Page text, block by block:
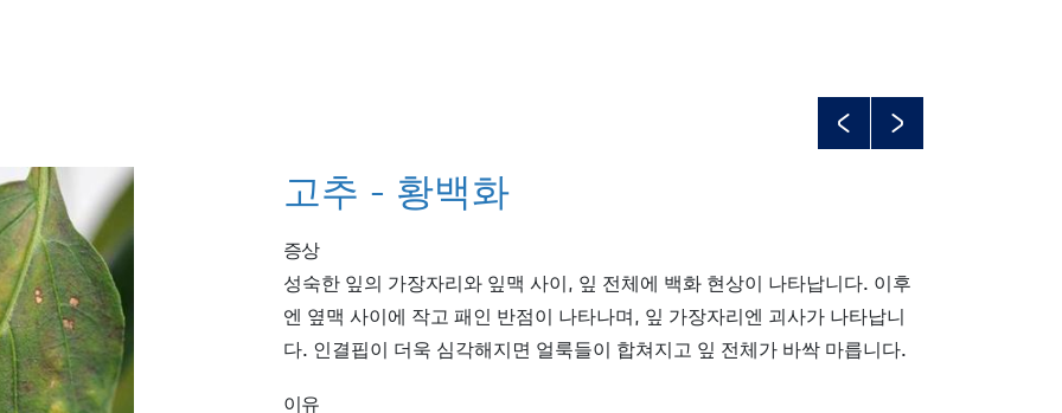
PreviousNext
고추 - 황백화
증상
성숙한 잎의 가장자리와 잎맥 사이, 잎 전체에 백화 현상이 나타납니다. 이후
엔 옆맥 사이에 작고 패인 반점이 나타나며, 잎 가장자리엔 괴사가 나타납니
다. 인결핍이 더욱 심각해지면 얼룩들이 합쳐지고 잎 전체가 바싹 마릅니다.
이유